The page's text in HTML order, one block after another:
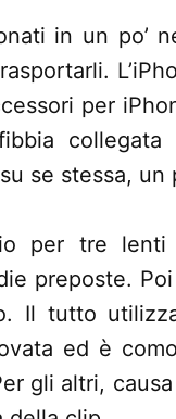
in un po’
per
se stessa,
per tre
preposte.
Il tutto
ed è
gli altri,